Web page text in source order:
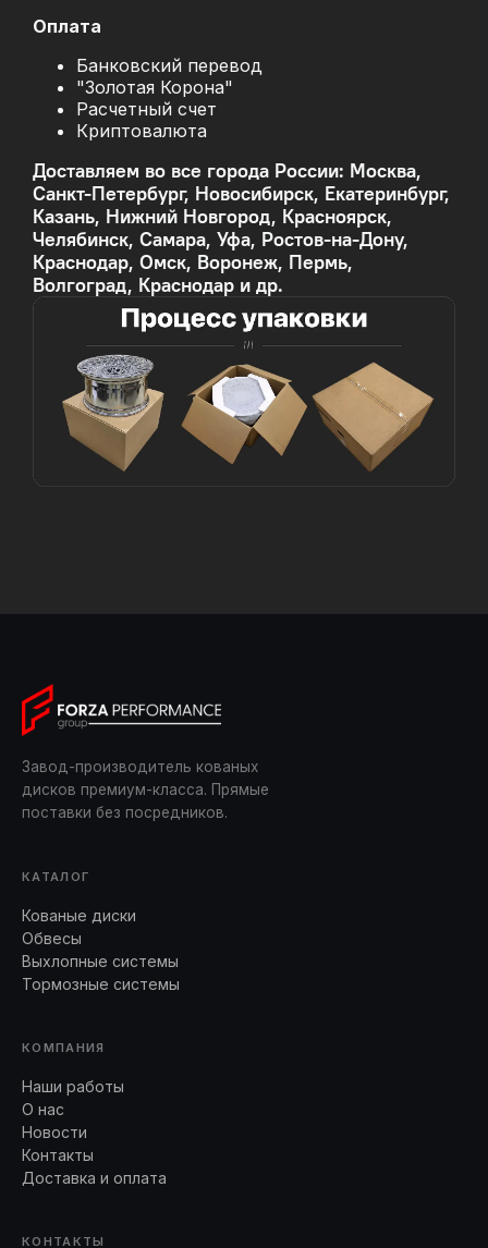
Оплата
Банковский перевод
"Золотая Корона"
Расчетный счет
Криптовалюта
Доставляем во все города России: Москва,
Санкт-Петербург, Новосибирск, Екатеринбург,
Казань, Нижний Новгород, Красноярск,
Челябинск, Самара, Уфа, Ростов-на-Дону,
Краснодар, Омск, Воронеж, Пермь,
Волгоград, Краснодар и др.
Завод-производитель кованых
дисков премиум-класса. Прямые
поставки без посредников.
КАТАЛОГ
Кованые диски
Обвесы
Выхлопные системы
Тормозные системы
КОМПАНИЯ
Наши работы
О нас
Новости
Контакты
Доставка и оплата
КОНТАКТЫ